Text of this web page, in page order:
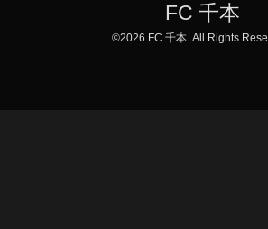
FC 千本
©2026 FC 千本 . All Rights